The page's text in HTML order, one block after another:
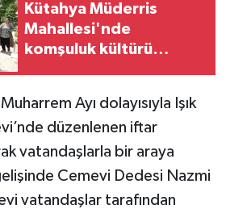
Kütahya Müderris
Mahallesi'nde
komşuluk kültürü
Ayı dolayısıyla Işık
düzenlenen iftar
vatandaşlarla bir araya
Cemevi Dedesi Nazmi
vatandaşlar tarafından